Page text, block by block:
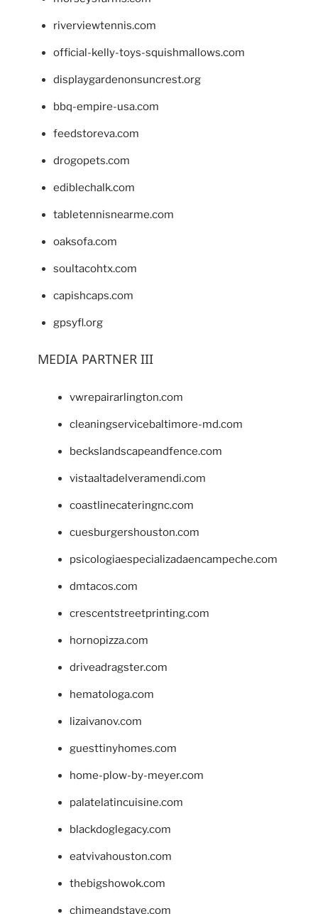
riverviewtennis.com
official-kelly-toys-squishmallows.com
displaygardenonsuncrest.org
bbq-empire-usa.com
feedstoreva.com
drogopets.com
ediblechalk.com
tabletennisnearme.com
oaksofa.com
soultacohtx.com
capishcaps.com
gpsyfl.org
MEDIA PARTNER III
vwrepairarlington.com
cleaningservicebaltimore-md.com
beckslandscapeandfence.com
vistaaltadelveramendi.com
coastlinecateringnc.com
cuesburgershouston.com
psicologiaespecializadaencampeche.com
dmtacos.com
crescentstreetprinting.com
hornopizza.com
driveadragster.com
hematologa.com
lizaivanov.com
guesttinyhomes.com
home-plow-by-meyer.com
palatelatincuisine.com
blackdoglegacy.com
eatvivahouston.com
thebigshowok.com
chimeandstave.com